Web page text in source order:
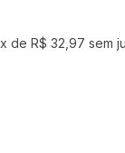
x deR$ 32,97 sem